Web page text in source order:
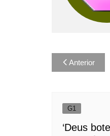
Navegação
de
Anterior
G1
‘Deus